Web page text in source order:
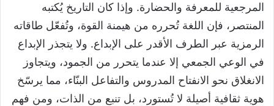
المرجعية للمعرفة والحضارة. وإذا كان التاريخ يُكتبه
المنتصر، فإن اللغة تُحرره من هيمنة القوة، وتُفعّل طاقاته
الرمزية عبر الطرف الأقدر على الإبداع. ولا يتجذر الإبداع
في الوعي الجمعي إلا عندما يتحرر من الجمود، ويتجاوز
الانغلاق نحو الانفتاح المدروس والتفاعل البنّاء، مما يرسّخ
هوية ثقافية أصيلة لا تُستورد، بل تنبع من الذات، ومن فهم